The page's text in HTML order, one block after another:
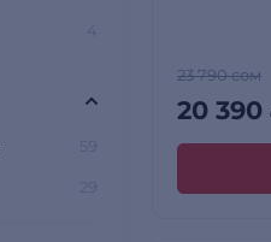
23 790 сом
20 390